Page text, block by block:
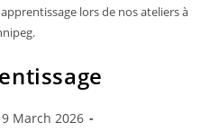
lors de nos ateliers à
9 March 2026